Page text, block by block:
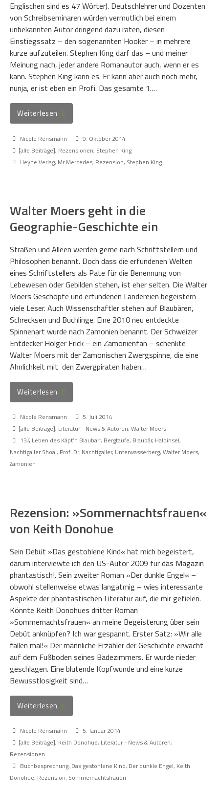
Englischen sind es 47 Wörter). Deutschlehrer und Dozenten
von Schreibseminaren würden vermutlich bei einem
unbekannten Autor dringend dazu raten, diesen
Einstiegssatz – den sogenannten Hooker – in mehrere
kurze aufzuteilen. Stephen King darf das – und meiner
Meinung nach, jeder andere Romanautor auch, wenn er es
kann. Stephen King kann es. Er kann aber auch noch mehr,
nunja, er ist eben ein Profi. Das gesamte 1.…
Weiterlesen
Nicole Rensmann
9. Oktober 2014
[alle Beiträge], Rezensionen, Stephen King
Heyne Verlag, Mr Mercedes, Rezension, Stephen King
Walter Moers geht in die
Geographie-Geschichte ein
Straßen und Alleen werden gerne nach Schriftstellern und
Philosophen benannt. Doch dass die erfundenen Welten
eines Schriftstellers als Pate für die Benennung von
Lebewesen oder Gebilden stehen, ist eher selten. Die Walter
Moers Geschöpfe und erfundenen Ländereien begeistern
viele Leser. Auch Wissenschaftler stehen auf Blaubären,
Schrecksen und Buchlinge. Eine 2010 neu entdeckte
Spinnenart wurde nach Zamonien benannt. Der Schweizer
Entdecker Holger Frick – ein Zamonienfan – schenkte
Walter Moers mit der Zamonischen Zwergspinne, die eine
Ähnlichkeit mit den Zwergpiraten haben…
Weiterlesen
Nicole Rensmann
5. Juli 2014
[alle Beiträge], Literatur - News & Autoren, Walter Moers
13½ Leben des Käpt’n Blaubär“, Bergtaufe, Blaubär, Halbinsel,
Nachtigaller Shoal, Prof. Dr. Nachtigaller, Unterwasserberg, Walter Moers,
Zamonien
Rezension: »Sommernachtsfrauen«
von Keith Donohue
Sein Debüt »Das gestohlene Kind« hat mich begeistert,
darum interviewte ich den US-Autor 2009 für das Magazin
phantastisch!. Sein zweiter Roman »Der dunkle Engel« –
obwohl stellenweise etwas langatmig – wies interessante
Aspekte der phantastischen Literatur auf, die mir gefielen.
Könnte Keith Donohues dritter Roman
»Sommernachtsfrauen« an meine Begeisterung über sein
Debüt anknüpfen? Ich war gespannt. Erster Satz: »Wir alle
fallen mal!« Der männliche Erzähler der Geschichte erwacht
auf dem Fußboden seines Badezimmers. Er wurde nieder
geschlagen. Eine blutende Kopfwunde und eine kurze
Bewusstlosigkeit sind…
Weiterlesen
Nicole Rensmann
5. Januar 2014
[alle Beiträge], Keith Donohue, Literatur - News & Autoren,
Rezensionen
Buchbesprechung, Das gestohlene Kind, Der dunkle Engel, Keith
Donohue, Rezension, Sommernachtsfrauen